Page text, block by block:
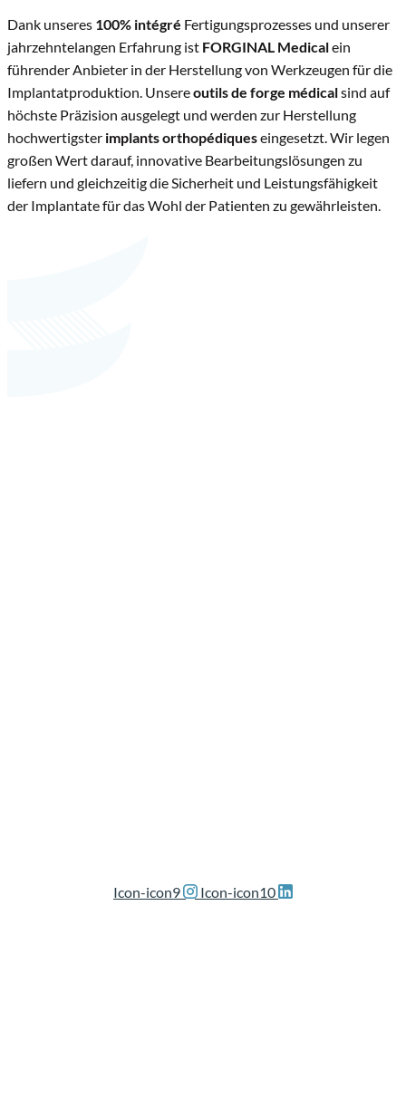
Dank unseres 100% intégré Fertigungsprozesses und unserer
jahrzehntelangen Erfahrung ist FORGINAL Medicalein
führender Anbieter in der Herstellung von Werkzeugen für die
Implantatproduktion. Unsereoutils de forge médicalsind auf
höchste Präzision ausgelegt und werden zur Herstellung
hochwertigster implants orthopédiqueseingesetzt. Wir legen
großen Wert darauf, innovative Bearbeitungslösungen zu
liefern und gleichzeitig die Sicherheit und Leistungsfähigkeit
der Implantate für das Wohl der Patienten zu gewährleisten.
Icon-icon9 Icon-icon10